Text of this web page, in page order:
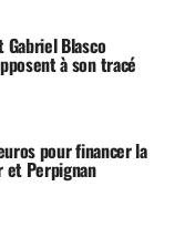
Gabriel Blasco
à son tracé
pour financer la
et Perpignan